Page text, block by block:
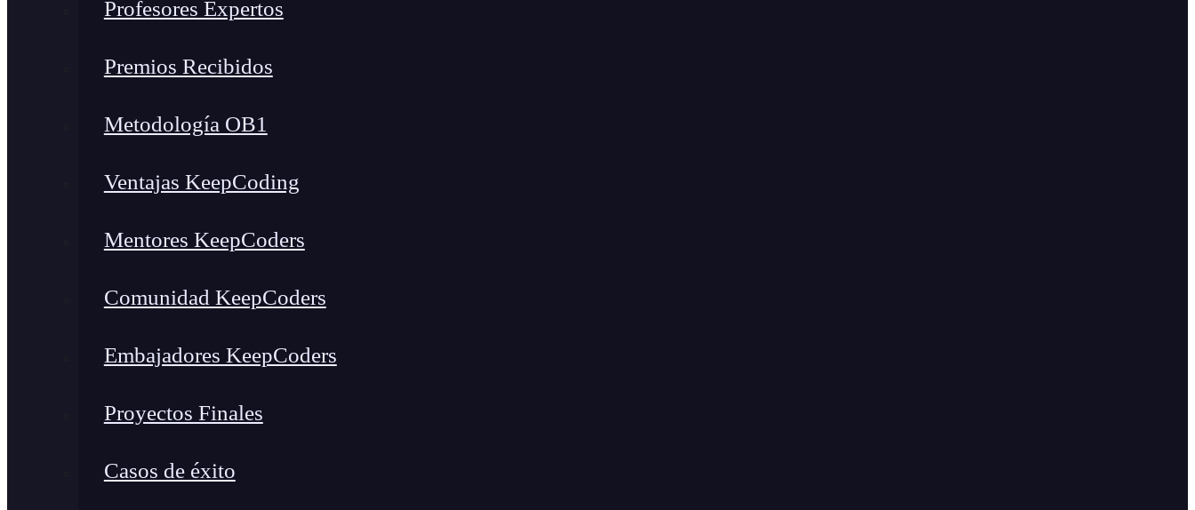
Profesores Expertos
Premios Recibidos
Metodología OB1
Ventajas KeepCoding
Mentores KeepCoders
Comunidad KeepCoders
Embajadores KeepCoders
Proyectos Finales
Casos de éxito